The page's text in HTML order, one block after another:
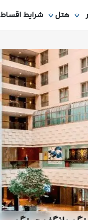
هتل شرایط اقساط